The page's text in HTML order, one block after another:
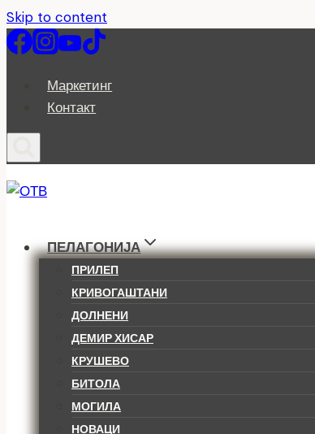
Skip to content
Маркетинг
Контакт
ПЕЛАГОНИЈА
ПРИЛЕП
КРИВОГАШТАНИ
ДОЛНЕНИ
ДЕМИР ХИСАР
КРУШЕВО
БИТОЛА
МОГИЛА
НОВАЦИ